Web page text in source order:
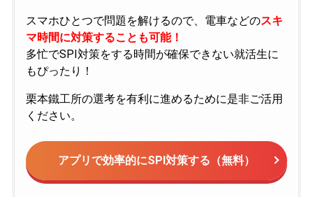
スマホひとつで問題を解けるので、電車などのスキ
マ時間に対策することも可能！
多忙でSPI対策をする時間が確保できない就活生に
もぴったり！
栗本鐵工所の選考を有利に進めるために是非ご活用
ください。
アプリで効率的にSPI対策する（無料）